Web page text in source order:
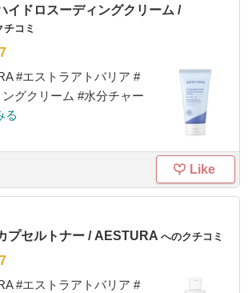
イドロスーディングクリーム /
チコミ
7
#エストラアトバリア #
グクリーム #水分チャー
る
Like
プセルトナー / AESTURA へのクチコミ
7
#エストラアトバリア #